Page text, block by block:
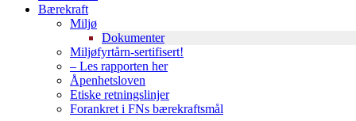
Bærekraft
Miljø
Dokumenter
Miljøfyrtårn-sertifisert!
– Les rapporten her
Åpenhetsloven
Etiske retningslinjer
Forankret i FNs bærekraftsmål